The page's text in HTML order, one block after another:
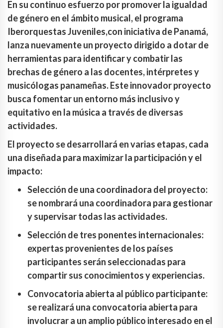
En su continuo esfuerzo por promover la igualdad
de género en el ámbito musical, el programa
Iberorquestas Juveniles,con iniciativa de Panamá,
lanza nuevamente un proyecto dirigido a dotar de
herramientas para identificar y combatir las
brechas de género a las docentes, intérpretes y
musicólogas panameñas. Este innovador proyecto
busca fomentar un entorno más inclusivo y
equitativo en la música a través de diversas
actividades.
El proyecto se desarrollará en varias etapas, cada
una diseñada para maximizar la participación y el
impacto:
Selección de una coordinadora del proyecto:
se nombrará una coordinadora para gestionar
y supervisar todas las actividades.
Selección de tres ponentes internacionales:
expertas provenientes de los países
participantes serán seleccionadas para
compartir sus conocimientos y experiencias.
Convocatoria abierta al público participante:
se realizará una convocatoria abierta para
involucrar a un amplio público interesado en el